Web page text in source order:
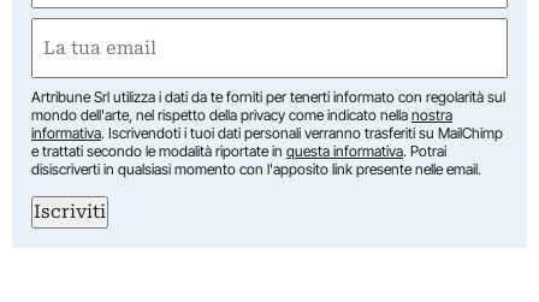
(Obbligatorio)
Artribune Srl utilizza i dati da te forniti per tenerti informato con regolarità sul
mondo dell'arte, nel rispetto della privacy come indicato nella nostra
informativa. Iscrivendoti i tuoi dati personali verranno trasferiti su MailChimp
e trattati secondo le modalità riportate in questa informativa. Potrai
disiscriverti in qualsiasi momento con l'apposito link presente nelle email.
Iscriviti